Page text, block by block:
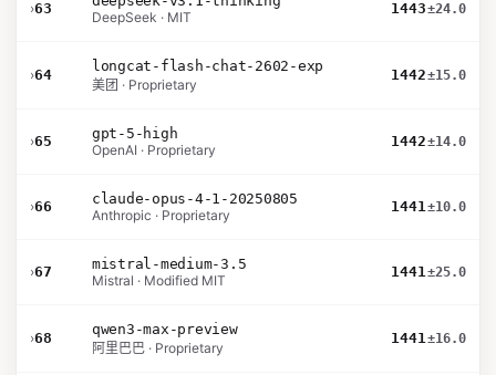
›63
DeepSeek · MIT
1443±24.0
›64
longcat-flash-chat-2602-exp
美团 · Proprietary
1442±15.0
›65
gpt-5-high
OpenAI · Proprietary
1442±14.0
›66
claude-opus-4-1-20250805
Anthropic · Proprietary
1441±10.0
›67
mistral-medium-3.5
Mistral · Modified MIT
1441±25.0
›68
qwen3-max-preview
阿里巴巴 · Proprietary
1441±16.0